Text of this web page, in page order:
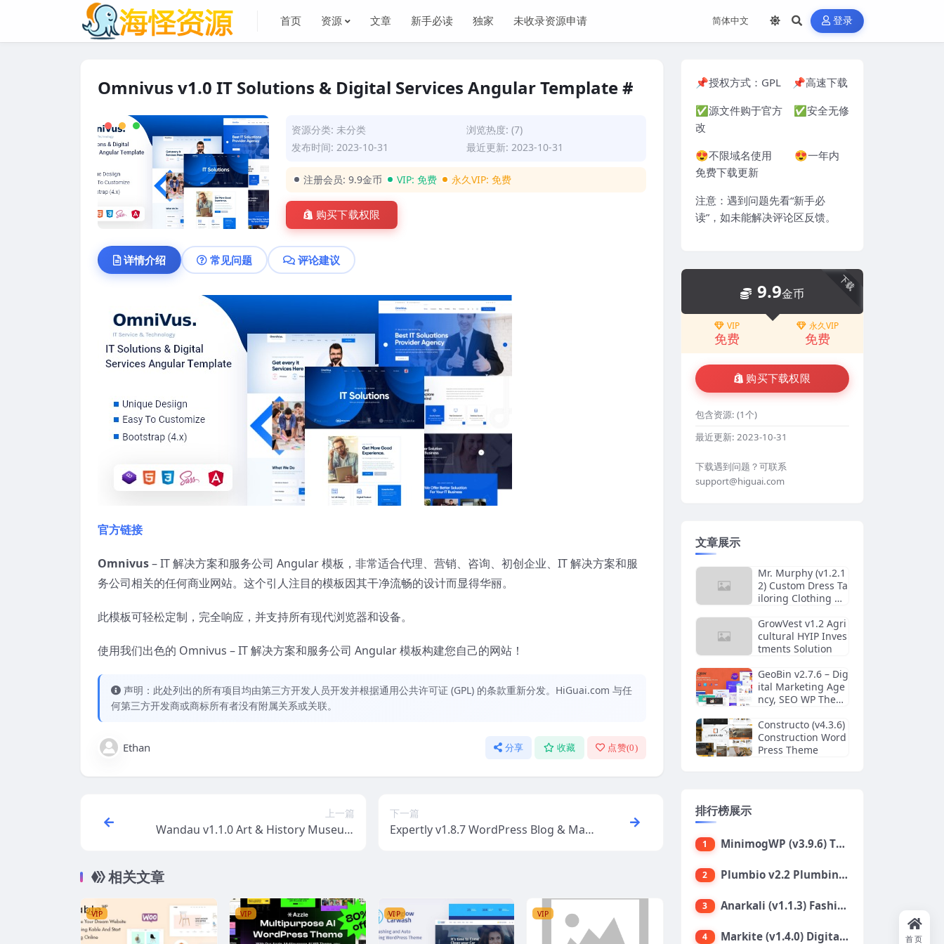
首页 资源 文章 新手必读 独家 未收录资源申请 登录
Omnivus v1.0 IT Solutions & Digital Services Angular Template #
资源分类: 未分类
浏览热度: (7)
发布时间: 2023-10-31
最近更新: 2023-10-31
注册会员:9.9金币 VIP:免费 永久VIP:免费
购买下载权限
详情介绍 常见问题 评论建议
官方链接
Omnivus– IT 解决方案和服务公司 Angular 模板，非常适合代理、营销、咨询、初创企业、IT 解决方案和服
务公司相关的任何商业网站。这个引人注目的模板因其干净流畅的设计而显得华丽。
此模板可轻松定制，完全响应，并支持所有现代浏览器和设备。
使用我们出色的 Omnivus – IT 解决方案和服务公司 Angular 模板构建您自己的网站！
声明：此处列出的所有项目均由第三方开发人员开发并根据通用公共许可证 (GPL) 的条款重新分发。HiGuai.com 与任
何第三方开发商或商标所有者没有附属关系或关联。
Ethan 分享 收藏 点赞(0)
上一篇
Wandau v1.1.0 Art & History Museum
下一篇
Expertly v1.8.7 WordPress Blog & Mag
相关文章
VIP VIP VIP VIP
📌授权方式： GPL 📌高速下载
✅源文件购于官方 ✅安全无修
改
😍不限域名使用 😍一年内
免费下载更新
注意：遇到问题先看“新手必
读”，如未能解决评论区反馈。
下载
9.9金币
VIP
免费
永久VIP
免费
购买下载权限
包含资源: (1个)
最近更新: 2023-10-31
下载遇到问题？可联系
support@higuai.com
文章展示
Mr. Murphy (v1.2.1
2) Custom Dress Ta
iloring Clothing W
GrowVest v1.2 Agri
cultural HYIP Inves
tments Solution
GeoBin v2.7.6 – Dig
ital Marketing Age
ncy, SEO WP Them
Constructo (v4.3.6)
Construction Word
Press Theme
排行榜展示
1 MinimogWP (v3.9.6) The High Converting eCommerce WordPress Theme
2 Plumbio v2.2 Plumbing Services WordPress Theme
3 Anarkali (v1.1.3) Fashion Shop Ecommerce Elementor Theme
4 Markite (v1.4.0) Digital Marketplace WordPress Theme 首页